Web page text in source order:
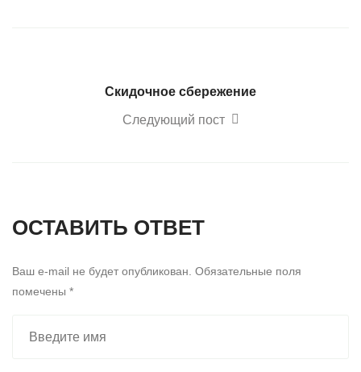
Скидочное сбережение
Следующий пост
ОСТАВИТЬ ОТВЕТ
Ваш e-mail не будет опубликован. Обязательные поля
помечены *